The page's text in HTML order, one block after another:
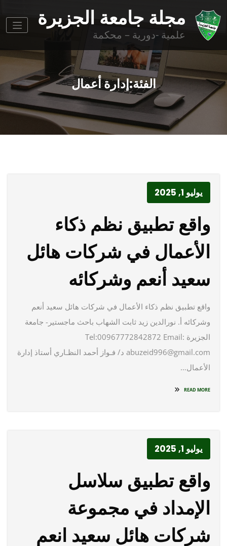
مجلة جامعة الجزيرة
علمية -دورية – محكمة
الفئة:إدارة أعمال
يوليو 1, 2025
واقع تطبيق نظم ذكاء
الأعمال في شركات هائل
سعيد أنعم وشركائه
واقع تطبيق نظم ذكاء الأعمال في شركات هائل سعيد أنعم
وشركائه أ. نورالدين زيد ثابت الشهاب باحث ماجستير- جامعة
الجزيرة Tel:00967772842872 Email:
abuzeid996@gmail.com د/ فـواز أحمد النظـاري أستاذ إدارة
الأعمال…
READ MORE
يوليو 1, 2025
واقع تطبيق سلاسل
الإمداد في مجموعة
شركات هائل سعيد انعم